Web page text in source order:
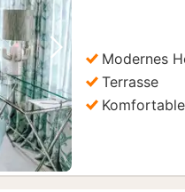
Nächstes Bild
Modernes
Terrasse